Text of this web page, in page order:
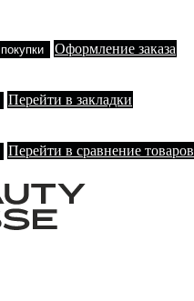
Оформление заказа
Перейти в закладки
Перейти в сравнение товаров